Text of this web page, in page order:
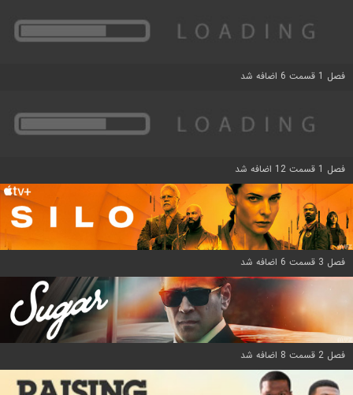
فصل 1 قسمت 6 اضافه شد
فصل 1 قسمت 12 اضافه شد
فصل 3 قسمت 6 اضافه شد
فصل 2 قسمت 8 اضافه شد